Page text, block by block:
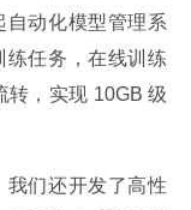
自动化模型管理系
任务，在线训练
转，实现 10GB 级
们还开发了高性